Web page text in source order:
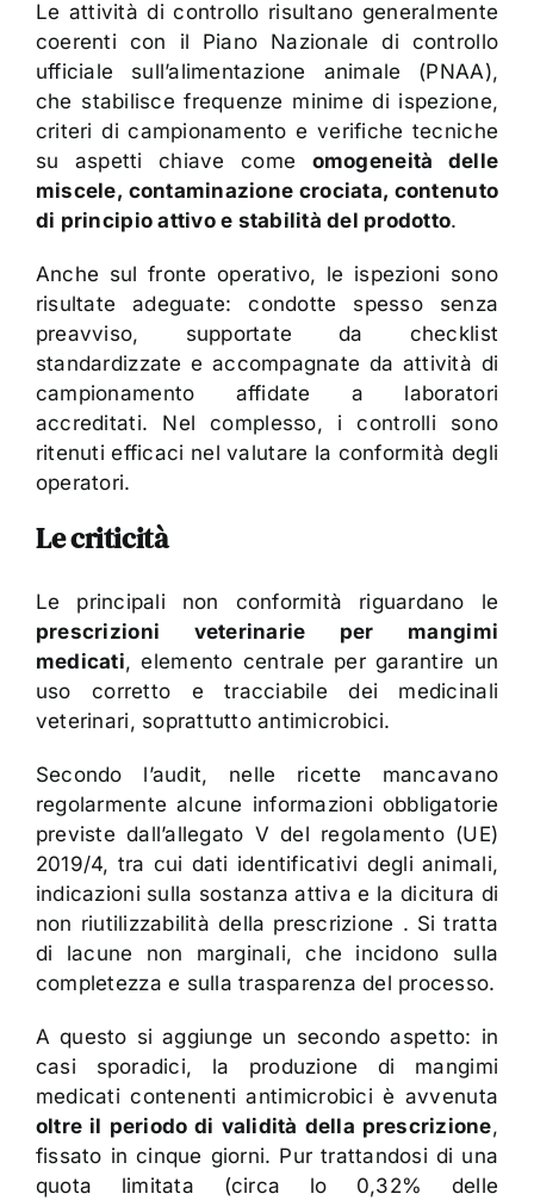
Le attività di controllo risultano generalmente
coerenti con il Piano Nazionale di controllo
ufficiale sull’alimentazione animale (PNAA),
che stabilisce frequenze minime di ispezione,
criteri di campionamento e verifiche tecniche
su aspetti chiave come omogeneità delle
miscele, contaminazione crociata, contenuto
di principio attivo e stabilità del prodotto.
Anche sul fronte operativo, le ispezioni sono
risultate adeguate: condotte spesso senza
preavviso, supportate da checklist
standardizzate e accompagnate da attività di
campionamento affidate a laboratori
accreditati. Nel complesso, i controlli sono
ritenuti efficaci nel valutare la conformità degli
operatori.
Le criticità
Le principali non conformità riguardano le
prescrizioni veterinarie per mangimi
medicati, elemento centrale per garantire un
uso corretto e tracciabile dei medicinali
veterinari, soprattutto antimicrobici.
Secondo l’audit, nelle ricette mancavano
regolarmente alcune informazioni obbligatorie
previste dall’allegato V del regolamento (UE)
2019/4, tra cui dati identificativi degli animali,
indicazioni sulla sostanza attiva e la dicitura di
non riutilizzabilità della prescrizione . Si tratta
di lacune non marginali, che incidono sulla
completezza e sulla trasparenza del processo.
A questo si aggiunge un secondo aspetto: in
casi sporadici, la produzione di mangimi
medicati contenenti antimicrobici è avvenuta
oltre il periodo di validità della prescrizione,
fissato in cinque giorni. Pur trattandosi di una
quota limitata (circa lo 0,32% delle